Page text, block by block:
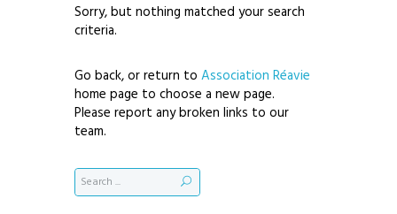
Sorry, but nothing matched your search
criteria.
Go back, or return to Association Réavie
home page to choose a new page.
Please report any broken links to our
team.